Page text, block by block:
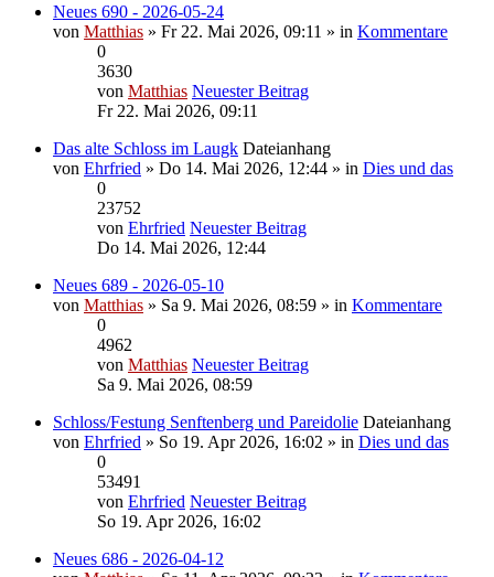
Neues 690 - 2026-05-24
von Matthias » Fr 22. Mai 2026, 09:11 » in Kommentare
0
3630
von Matthias Neuester Beitrag
Fr 22. Mai 2026, 09:11
Das alte Schloss im Laugk Dateianhang
von Ehrfried » Do 14. Mai 2026, 12:44 » in Dies und das
0
23752
von Ehrfried Neuester Beitrag
Do 14. Mai 2026, 12:44
Neues 689 - 2026-05-10
von Matthias » Sa 9. Mai 2026, 08:59 » in Kommentare
0
4962
von Matthias Neuester Beitrag
Sa 9. Mai 2026, 08:59
Schloss/Festung Senftenberg und Pareidolie Dateianhang
von Ehrfried » So 19. Apr 2026, 16:02 » in Dies und das
0
53491
von Ehrfried Neuester Beitrag
So 19. Apr 2026, 16:02
Neues 686 - 2026-04-12